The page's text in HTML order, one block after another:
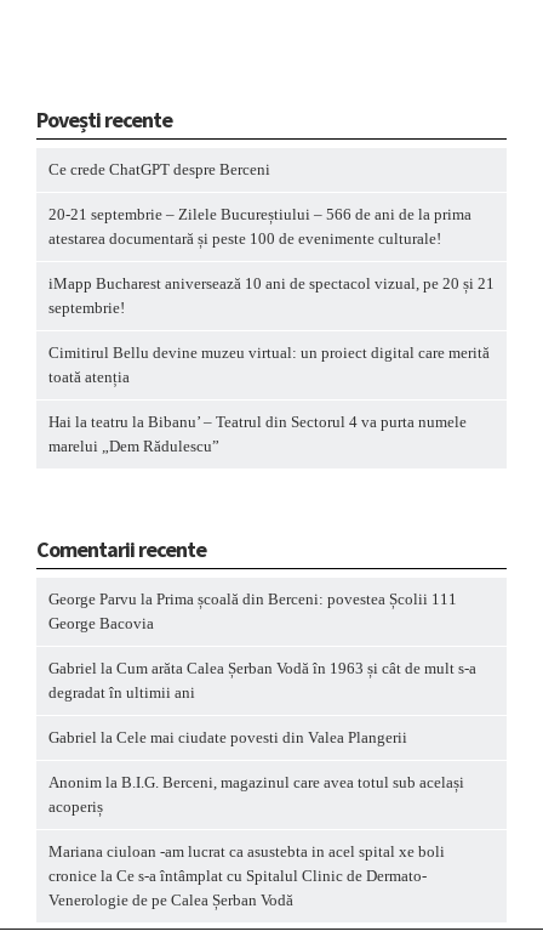
Povești recente
Ce crede ChatGPT despre Berceni
20-21 septembrie – Zilele Bucureștiului – 566 de ani de la prima
atestarea documentară și peste 100 de evenimente culturale!
iMapp Bucharest aniversează 10 ani de spectacol vizual, pe 20 și 21
septembrie!
Cimitirul Bellu devine muzeu virtual: un proiect digital care merită
toată atenția
Hai la teatru la Bibanu’ – Teatrul din Sectorul 4 va purta numele
marelui „Dem Rădulescu”
Comentarii recente
George Parvu la Prima școală din Berceni: povestea Școlii 111
George Bacovia
Gabriel la Cum arăta Calea Șerban Vodă în 1963 și cât de mult s-a
degradat în ultimii ani
Gabriel la Cele mai ciudate povesti din Valea Plangerii
Anonim la B.I.G. Berceni, magazinul care avea totul sub același
acoperiș
Mariana ciuloan -am lucrat ca asustebta in acel spital xe boli
cronice la Ce s-a întâmplat cu Spitalul Clinic de Dermato-
Venerologie de pe Calea Șerban Vodă